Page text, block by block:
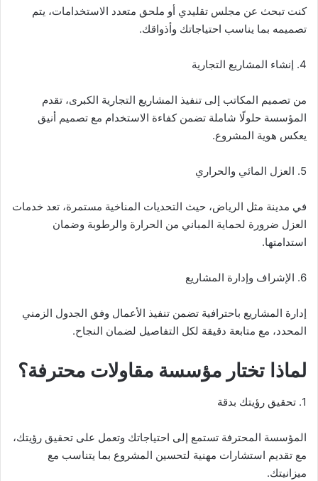
كنت تبحث عن مجلس تقليدي أو ملحق متعدد الاستخدامات، يتم
تصميمه بما يناسب احتياجاتك وأذواقك.
4. إنشاء المشاريع التجارية
من تصميم المكاتب إلى تنفيذ المشاريع التجارية الكبرى، تقدم
المؤسسة حلولًا شاملة تضمن كفاءة الاستخدام مع تصميم أنيق
يعكس هوية المشروع.
5. العزل المائي والحراري
في مدينة مثل الرياض، حيث التحديات المناخية مستمرة، تعد خدمات
العزل ضرورة لحماية المباني من الحرارة والرطوبة وضمان
استدامتها.
6. الإشراف وإدارة المشاريع
إدارة المشاريع باحترافية تضمن تنفيذ الأعمال وفق الجدول الزمني
المحدد، مع متابعة دقيقة لكل التفاصيل لضمان النجاح.
لماذا تختار مؤسسة مقاولات محترفة؟
1. تحقيق رؤيتك بدقة
المؤسسة المحترفة تستمع إلى احتياجاتك وتعمل على تحقيق رؤيتك،
مع تقديم استشارات مهنية لتحسين المشروع بما يتناسب مع
ميزانيتك.